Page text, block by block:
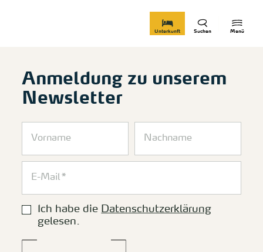
Menü
Suchen
Unterkunft
Anmeldung zu unserem
Newsletter
Ich habe die Datenschutzerklärung
gelesen.